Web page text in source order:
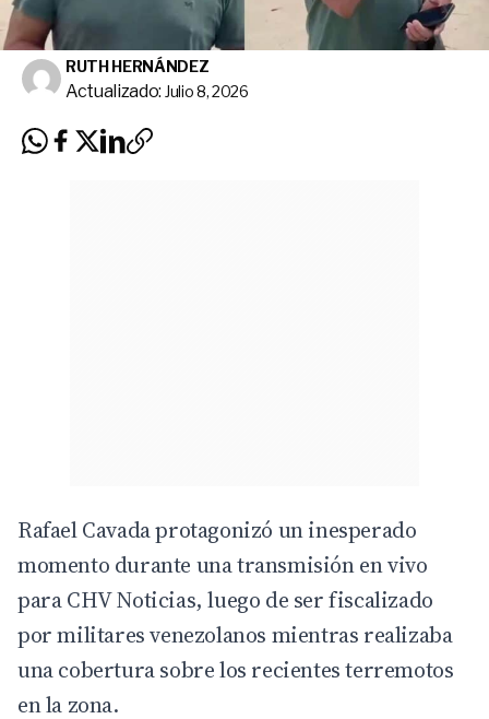
RUTH HERNÁNDEZ
Actualizado: Julio 8, 2026
Rafael Cavada protagonizó un inesperado
momento durante una transmisión en vivo
paraCHV Noticias, luego de ser fiscalizado
por militares venezolanos mientras realizaba
una cobertura sobre los recientes terremotos
en la zona.